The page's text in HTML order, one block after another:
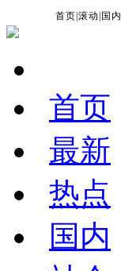
首页 |滚动 国内
首页
最新
热点
国内